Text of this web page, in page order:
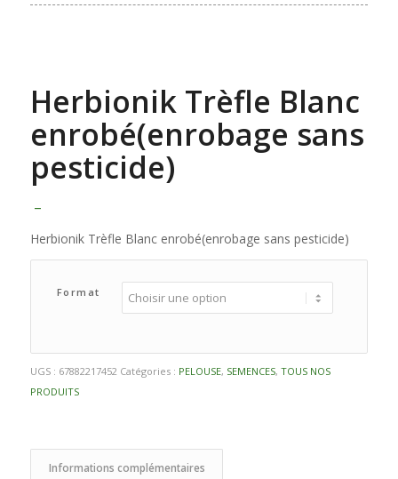
Herbionik Trèfle Blanc
enrobé(enrobage sans
pesticide)
–
prix :
Herbionik Trèfle Blanc enrobé(enrobage sans pesticide)
Format
UGS : 67882217452 Catégories : PELOUSE, SEMENCES, TOUS NOS
PRODUITS
Informations complémentaires